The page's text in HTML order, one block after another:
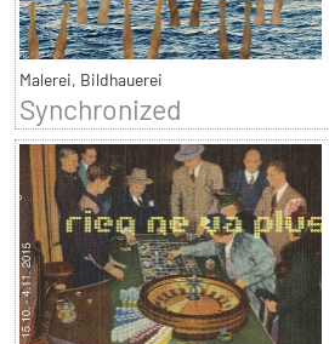
Malerei, Bildhauerei
Synchronized